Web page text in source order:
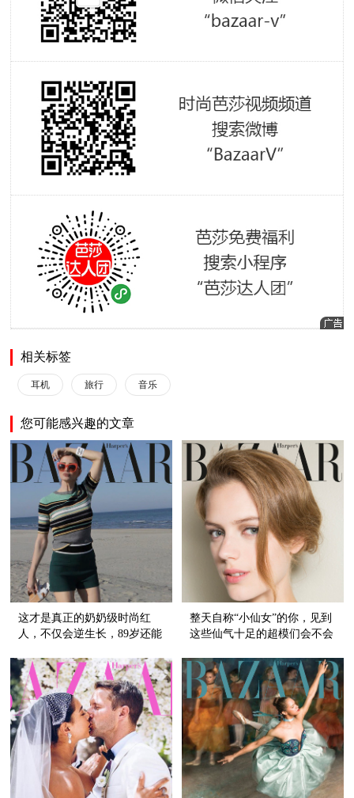
相关标签
耳机 旅行 音乐
您可能感兴趣的文章
这才是真正的奶奶级时尚红
人，不仅会逆生长，89岁还能
整天自称“小仙女”的你，见到
这些仙气十足的超模们会不会